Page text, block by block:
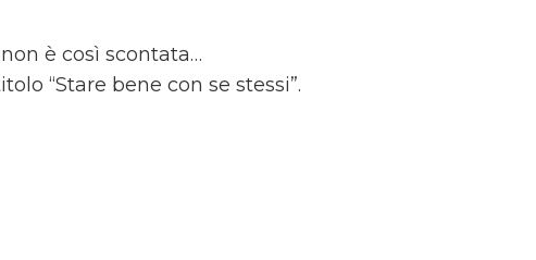
è così scontata…
“Stare bene con se stessi”.